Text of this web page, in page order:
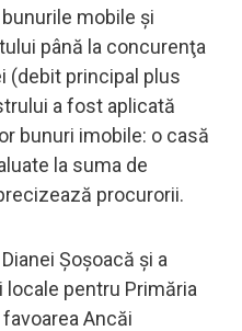
mobile şi
până la concurenţa
(debit principal plus
a fost aplicată
bunuri imobile: o casă
la suma de
procurorii.
Şoşoacă şi a
locale pentru Primăria
Ancăi